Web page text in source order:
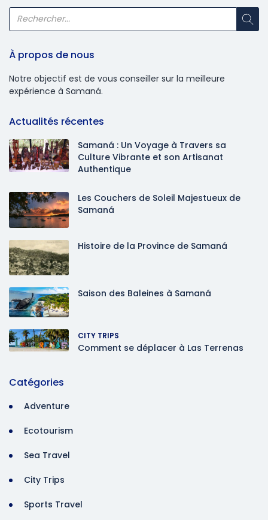
À propos de nous
Notre objectif est de vous conseiller sur la meilleure
expérience à Samaná.
Actualités récentes
Samaná : Un Voyage à Travers sa
Culture Vibrante et son Artisanat
Authentique
Les Couchers de Soleil Majestueux de
Samaná
Histoire de la Province de Samaná
Saison des Baleines à Samaná
CITY TRIPS
Comment se déplacer à Las Terrenas
Catégories
Adventure
Ecotourism
Sea Travel
City Trips
Sports Travel